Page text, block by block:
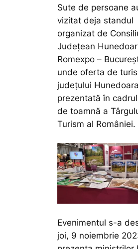
Sute de persoane
vizitat deja standul
organizat de
Județean
Romexpo –
unde oferta de
județului
prezentată în
de toamnă a
Turism al României.
Evenimentul s-a
joi, 9 noiembrie